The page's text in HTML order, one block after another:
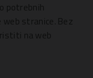
potrebnih
stranice. Bez
na web